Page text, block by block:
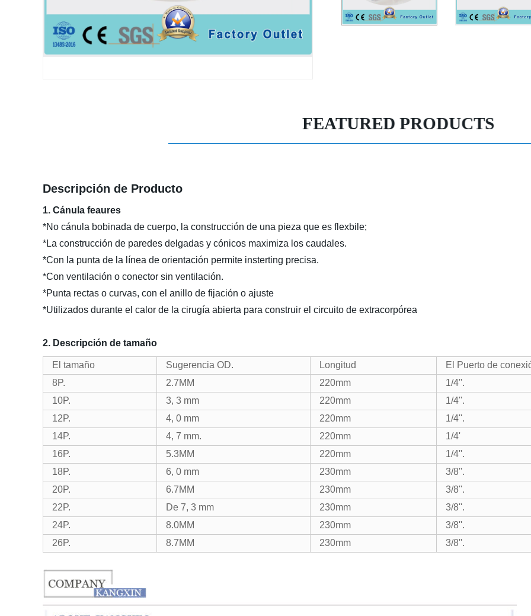
FEATURED PRODUCTS
Descripción de Producto
1. Cánula feaures
*No cánula bobinada de cuerpo, la construcción de una pieza que es flexbile;
*La construcción de paredes delgadas y cónicos maximiza los caudales.
*Con la punta de la línea de orientación permite insterting precisa.
*Con ventilación o conector sin ventilación.
*Punta rectas o curvas, con el anillo de fijación o ajuste
*Utilizados durante el calor de la cirugía abierta para construir el circuito de extracorpórea
2. Descripción de tamaño
El tamaño Sugerencia OD. Longitud
El Puerto de
8P.
2.7MM 220mm
1/4''.
10P.
3, 3 mm 220mm
1/4''.
12P.
4, 0 mm 220mm
1/4''.
14P.
4, 7 mm. 220mm
1/4'
16P.
5.3MM 220mm
1/4''.
18P.
6, 0 mm 230mm
3/8''.
20P.
6.7MM 230mm
3/8''.
22P.
De 7, 3 mm 230mm
3/8''.
24P.
8.0MM 230mm
3/8''.
26P.
8.7MM 230mm 3/8''.